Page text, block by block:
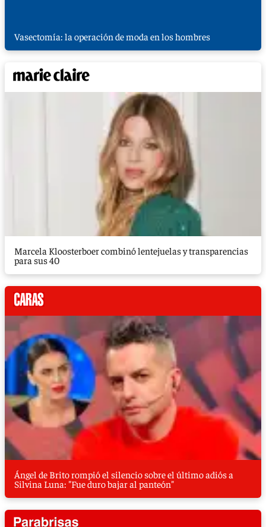
Vasectomía: la operación de moda en los hombres
Marcela Kloosterboer combinó lentejuelas y transparencias
para sus 40
Ángel de Brito rompió el silencio sobre el último adiós a
Silvina Luna: "Fue duro bajar al panteón"